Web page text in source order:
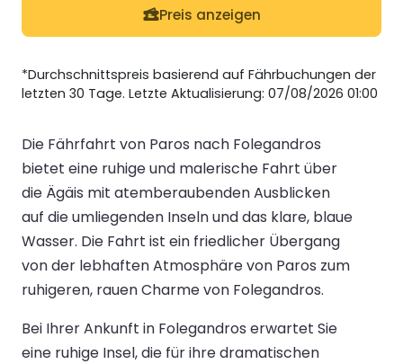
Preis anzeigen
*Durchschnittspreis basierend auf Fährbuchungen der
letzten 30 Tage. Letzte Aktualisierung: 07/08/2026 01:00
Die Fährfahrt von Paros nach Folegandros
bietet eine ruhige und malerische Fahrt über
die Ägäis mit atemberaubenden Ausblicken
auf die umliegenden Inseln und das klare, blaue
Wasser. Die Fahrt ist ein friedlicher Übergang
von der lebhaften Atmosphäre von Paros zum
ruhigeren, rauen Charme von Folegandros.
Bei Ihrer Ankunft in Folegandros erwartet Sie
eine ruhige Insel, die für ihre dramatischen